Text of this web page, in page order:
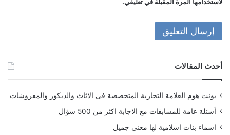
لاستخدامها المرة المقبلة في تعليقي.
أحدث المقالات
بونت هوم العلامة التجارية المتخصصة فى الاثاث والديكور والمفروشات
أسئلة عامة للمسابقات مع الاجابة اكثر من 500 سؤال
اسماء بنات اسلامية لها معنى جميل